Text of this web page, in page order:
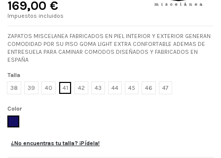
169,00 €
Impuestos incluidos
ZAPATOS MISCELANEA FABRICADOS EN PIEL INTERIOR Y EXTERIOR GENERAN
COMODIDAD POR SU PISO GOMA LIGHT EXTRA CONFORTABLE ADEMAS DE
ENTRESUELA PARA CAMINAR COMODOS DISEÑADOS Y FABRICADOS EN
ESPAÑA
Talla
38
39 40 41 42 43 44 45 46 47
Color
¿No encuentras tu talla? ¡Pídela!